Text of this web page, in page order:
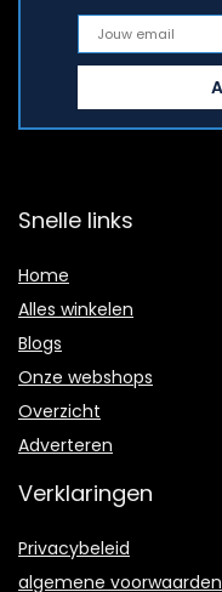
Snelle links
Home
Alles winkelen
Blogs
Onze webshops
Overzicht
Adverteren
Verklaringen
Privacybeleid
algemene voorwaarden